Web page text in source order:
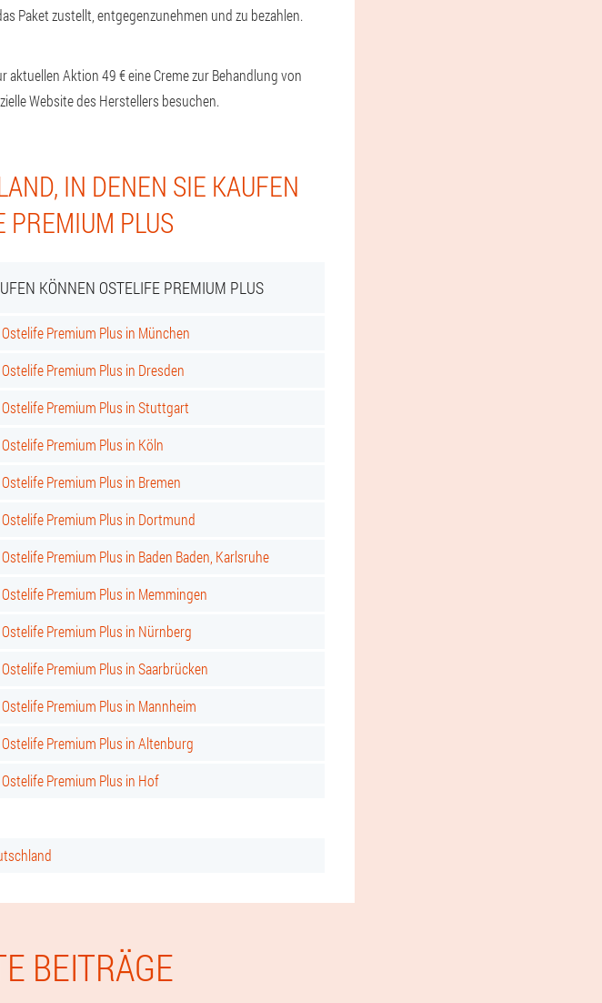
Paket zustellt, entgegenzunehmen und zu bezahlen.
aktuellen Aktion 49 € eine Creme zur Behandlung von
Website des Herstellers besuchen.
IN DENEN SIE KAUFEN
PREMIUM PLUS
KÖNNEN OSTELIFE PREMIUM PLUS
Ostelife Premium Plus in München
Ostelife Premium Plus in Dresden
Ostelife Premium Plus in Stuttgart
Ostelife Premium Plus in Köln
Ostelife Premium Plus in Bremen
Ostelife Premium Plus in Dortmund
Ostelife Premium Plus in Baden Baden, Karlsruhe
Ostelife Premium Plus in Memmingen
Ostelife Premium Plus in Nürnberg
Ostelife Premium Plus in Saarbrücken
Ostelife Premium Plus in Mannheim
Ostelife Premium Plus in Altenburg
Ostelife Premium Plus in Hof
BEITRÄGE